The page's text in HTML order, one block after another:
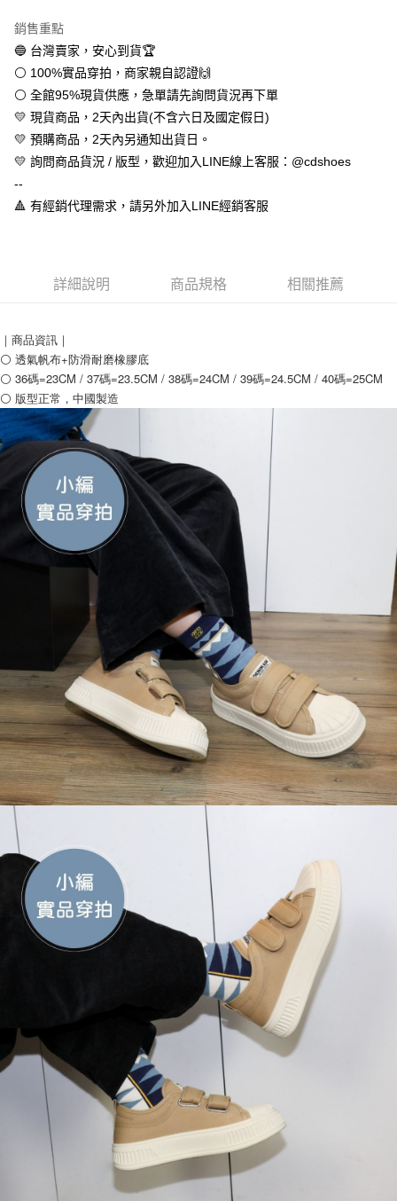
全盈+PAY
AFTEE先享後付
相關說明
【關於「AFTEE先享後付」】
AFTEE先享後付是「在收到商品之後才付款」的支付方式。 讓您購物簡單
便利好安心！
１．簡單：不需註冊會員、不需綁卡、不需儲值。
２．便利：只要手機號碼，簡訊認證，即可結帳。
【「AFTEE先享後付」結帳流程】
ATM／網路銀行／等多元方式進行付款，方視為交易完成。
後付繳納相關費用。
※ 交易是否成功請以「AFTEE先享後付 」之結帳頁面顯示為準，若有關於
是否繳費成功／繳費後需取消欲退款等相關疑問，請聯繫「AFTEE先享後付
客戶支援中心」https://netprotections.freshdesk.com/support/home
【注意事項】
１．透過由恩沛科技股份有限公司提供之「AFTEE先享後付」服務完成之交
易，需依本服務之必要範圍內提供個人資料，並將交易相關給付款項請求債
權轉讓予恩沛科技股份有限公司。
２．關於個人資料處理事宜，請瀏覽以下網址：
https://aftee.tw/terms/#terms3
３．未成年的使用者請事先徵得法定代理人或監護人之同意方可使用
「AFTEE先享後付」，若未經同意申辦者引起之損失，本公司不負相關責
任。
４．使用「AFTEE先享後付」時，將依據個別帳號之用戶狀況，依本公司即
時審查核予不同之上限額度；若仍有額度不足之情形，本公司將視審查結果
５．嚴禁一人註冊多個帳號或使用他人資訊註冊。若發現惡意使用之情形，
恩沛科技股份有限公司將有權停止該用戶之使用額度並採取法律行動。
每筆NT$60，滿NT$888(含以上)免運費
7-11取貨付款
付款後7-11取貨
每筆NT$60，滿NT$888(含以上)免運費
宅配
每筆NT$100，滿NT$999(含以上)免運費
銷售重點
🔵 台灣賣家，安心到貨🏆
⚪ 100%實品穿拍，商家親自認證🙌
⚪ 全館95%現貨供應，急單請先詢問貨況再下單
💛 現貨商品，2天內出貨(不含六日及國定假日)
💛 預購商品，2天內另通知出貨日。
💛 詢問商品貨況 / 版型，歡迎加入LINE線上客服：@cdshoes
--
🔺 有經銷代理需求，請另外加入LINE經銷客服
詳細說明 商品規格 相關推薦
｜商品資訊｜
⚪ 透氣帆布+防滑耐磨橡膠底
⚪ 36碼=23CM / 37碼=23.5CM / 38碼=24CM / 39碼=24.5CM / 40碼=25CM
⚪ 版型正常，中國製造